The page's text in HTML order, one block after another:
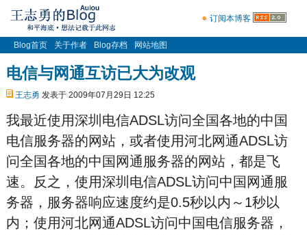
订阅本博客
Blog首页 关于作者 Blog存档 网站地图
电信与网通互访已大为改观
王志勇 发表于 2009年07月29日 12:25
我最近使用深圳电信ADSL访问全国各地的中国
电信服务器的网站，或者使用河北网通ADSL访
问全国各地的中国网通服务器的网站，都是飞
速。反之，使用深圳电信ADSL访问中国网通服
务器，服务器响应速度约是0.5秒以内～1秒以
内；使用河北网通ADSL访问中国电信服务器，